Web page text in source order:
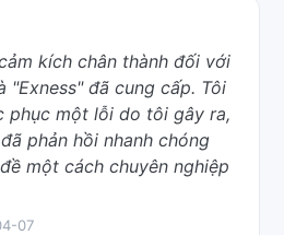
kích chân thành đối với
"Exness" đã cung cấp. Tôi
phục một lỗi do tôi gây ra,
phản hồi nhanh chóng
một cách chuyên nghiệp
07